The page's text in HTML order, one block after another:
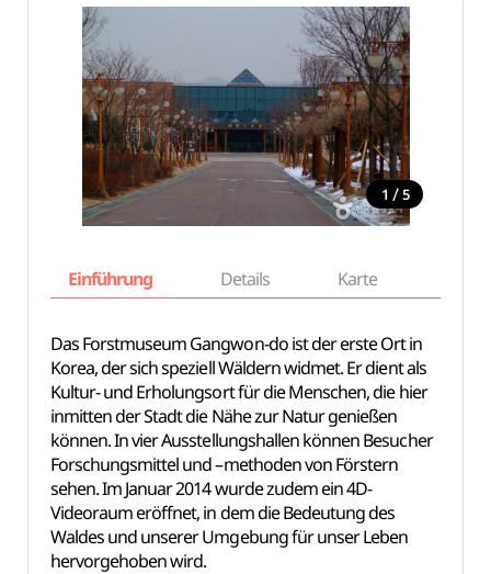
1 / 5
Einführung Details Karte
Das Forstmuseum Gangwon-do ist der erste Ort in
Korea, der sich speziell Wäldern widmet. Er dient als
Kultur- und Erholungsort für die Menschen, die hier
inmitten der Stadt die Nähe zur Natur genießen
können. In vier Ausstellungshallen können Besucher
Forschungsmittel und –methoden von Förstern
sehen. Im Januar 2014 wurde zudem ein 4D-
Videoraum eröffnet, in dem die Bedeutung des
Waldes und unserer Umgebung für unser Leben
hervorgehoben wird.